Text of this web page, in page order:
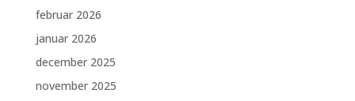
februar 2026
januar 2026
december 2025
november 2025